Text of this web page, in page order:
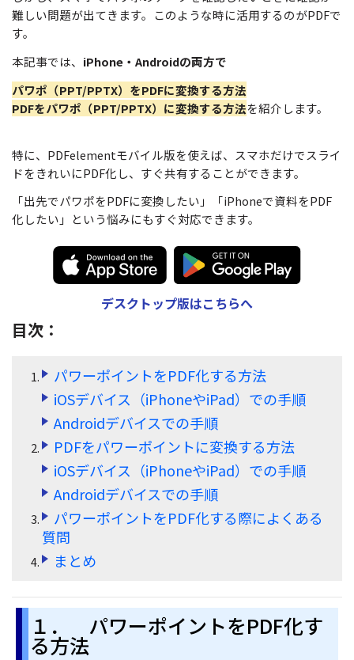
PDF を Excel に変換
PDF を結合
PDF をトリミング
他のオンラインツール
PDF 圧縮
トリミング
一括処理
PDF 共有
PDF データ抽出
PDF 電子署名
PDF 注釈
PDF 印刷
PDF 翻訳
AI ツール
確定申告
活用Tips
活用教室
PowerPointテンプレート
年賀状テンプレート
履歴書テンプレート
動画で学ぶ
サポート
システム要件
よくある質問
お問い合わせ
専門スタッフ直通
050-3066-4378
受付 月~金 10:00-13:00 / 15:00-19:30
ユーザーの声
私たちをフォロー
難しい問題が出てきます。このような時に活用するのがPDFで
す。
本記事では、 iPhone・Androidの両方で
パワポ（PPT/PPTX）をPDFに変換する方法
PDFをパワポ（PPT/PPTX）に変換する方法を紹介します。
特に、PDFelementモバイル版を使えば、スマホだけでスライ
ドをきれいにPDF化し、すぐ共有することができます。
「出先でパワポをPDFに変換したい」「iPhoneで資料をPDF
化したい」という悩みにもすぐ対応できます。
デスクトップ版はこちらへ
目次：
パワーポイントをPDF化する方法
iOSデバイス（iPhoneやiPad）での手順
Androidデバイスでの手順
PDFをパワーポイントに変換する方法
iOSデバイス（iPhoneやiPad）での手順
Androidデバイスでの手順
パワーポイントをPDF化する際によくある
質問
まとめ
１． パワーポイントをPDF化す
る方法